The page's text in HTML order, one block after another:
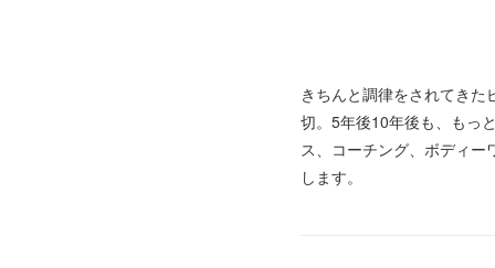
きちんと調律をされてき
切。5年後10年後も、もっ
ス、コーチング、ボディ
します。